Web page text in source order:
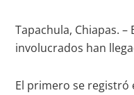
Tapachula, Chiapas.
involucrados han
El primero se registró